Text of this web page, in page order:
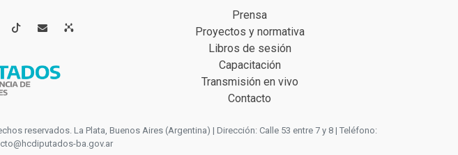
 
Prensa
Proyectos y normativa
Libros de sesión
Capacitación
Transmisión en vivo
Contacto
reservados. La Plata, Buenos Aires (Argentina) | Dirección: Calle 53 entre 7 y 8 | Teléfono:
ba.gov.ar